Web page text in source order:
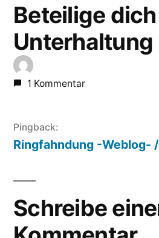
Beteilige
Unterhaltung
1 Kommentar
Pingback:
Ringfahndung -Weblog-
Schreibe